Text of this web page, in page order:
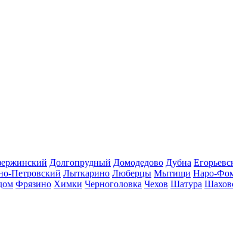
Долгопрудный Домодедово Дубна
Петровский Лыткарино Люберцы Мытищи Наро-
Фрязино Химки Черноголовка Чехов Шатура